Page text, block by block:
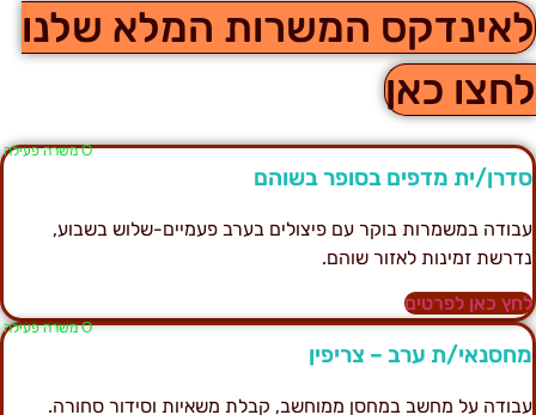
המשרות המלא שלנו
כאן
Ο משרה פעילה
ית מדפים בסופר בשוהם
במשמרות בוקר עם פיצולים בערב פעמיים-שלוש בשבוע,
זמינות לאזור שוהם.
כאן לפרטים
Ο משרה פעילה
ת ערב – צריפין
על מחשב במחסן ממוחשב, קבלת משאיות וסידור סחורה.